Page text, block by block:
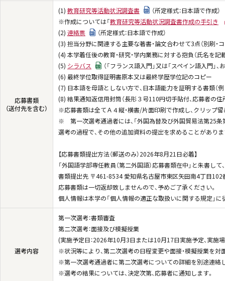
応募書類
（送付先を含む）
(1) 教育研究等活動状況調査書
（所定様式：日本語で作成）
※作成については「教育研究等活動状況調査書作成の手引き
(2) 連絡票
（所定様式：日本語で作成）
(3) 担当分野に関連する主要な著書・論文合わせて3点（別刷・
(4) 本学着任後の教育・研究・学内業務に対する抱負（氏名を
(5) シラバス
（「フランス語入門」又は「スペイン語入門」
(6) 最終学位取得証明書原本又は最終学歴学位記のコピー
(7) 日本語を母語としない方で、日本語能力を証明する書類（
(8) 結果通知返信用封筒（長形３号110円切手貼付、応募者の住
※応募書類は全てＡ４縦・横書/片面印刷で作成し、クリップ
※ 第一次選考通過者には、「外国為替及び外国貿易法第25
選考の過程で、その他の追加資料の提出を求めることがありま
【応募書類提出方法（郵送のみ）2026年8月21日必着】
「外国語学部専任教員（第二外国語）応募書類在中」と朱書し
書類提出先 〒461-8534 愛知県名古屋市東区矢田南4丁目
応募書類は一切返却致しませんので、予めご了承ください。
個人情報は本学の「個人情報の適正な取扱いに関する規定」
選考内容
第一次選考：書類審査
第二次選考：面接及び模擬授業
(実施予定日：2026年10月3日または10月17日実施予定、実施
※状況等により、第二次選考の日程変更や面接・模擬授業を
※第一次選考通過者に第二次選考についての詳細を別途連絡
※選考の結果については、決定次第、応募者に通知します。